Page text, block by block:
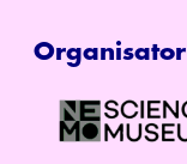
Organisator